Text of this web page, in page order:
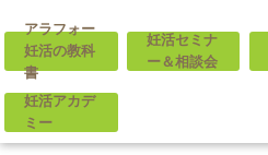
アラフォー
妊活の教科
書
妊活セミナ
ー＆相談会
妊活アカデ
ミー